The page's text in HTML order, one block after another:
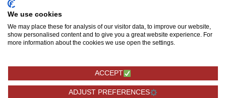
✓
Bijpassende vaas voor je rozen
vanaf 10,95
✓
Extra toevoegingen
Chocolade, bonbons en meer
We use cookies
We may place these for analysis of our visitor data, to improve our website,
show personalised content and to give you a great website experience. For
more information about the cookies we use open the settings.
ACCEPT
ADJUST PREFERENCES